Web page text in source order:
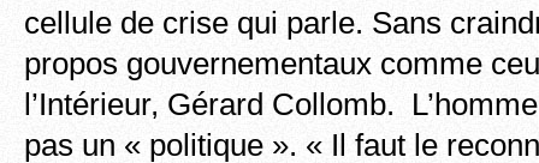
cellule de crise qui parle. Sans
propos gouvernementaux comme
l’Intérieur, Gérard Collomb.
pas un « politique ». « Il faut le